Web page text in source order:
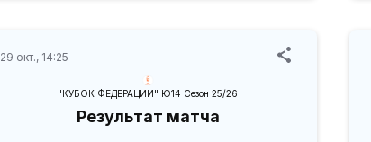
29 окт., 14:25
"КУБОК ФЕДЕРАЦИИ" Ю14 Сезон 25/26
Результат матча